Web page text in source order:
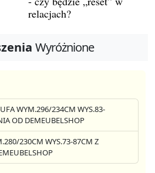
relacjach?
Wyróżnione
WYM.296/234CM WYS.83-
OD DEMEUBELSHOP
230CM WYS.73-87CM Z